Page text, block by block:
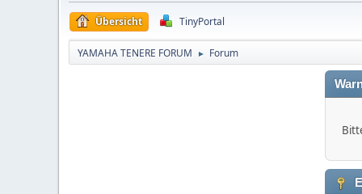
Übersicht TinyPortal
YAMAHA TENERE FORUM ► Forum